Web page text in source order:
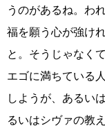
うのがあるね。わ
福を願う心が強け
と。そうじゃなく
エゴに満ちている
しようが、あるい
るいはシヴァの教